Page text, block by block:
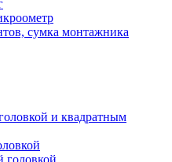
сумка монтажника
и квадратным
головкой